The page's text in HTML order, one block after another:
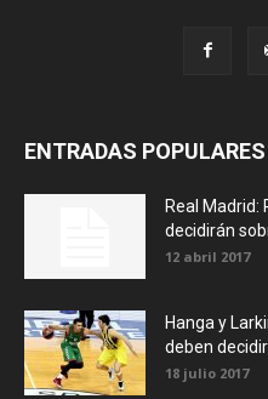
ENTRADAS POPULARES
Real Madrid:
decidirán
12 abril 2017
Hanga y
deben
18 julio 2017